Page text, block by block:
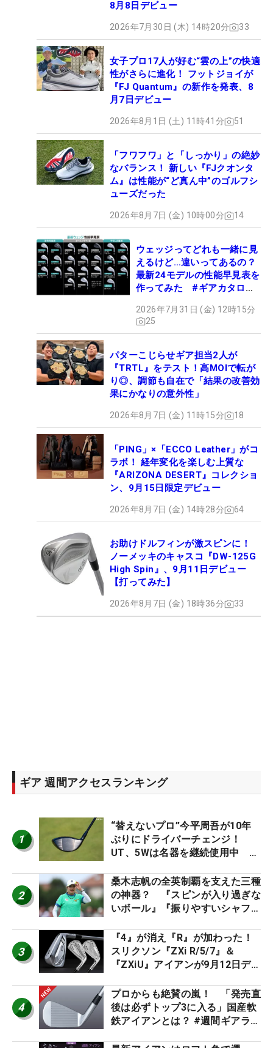
8月8日デビュー
2026年7月30日 (木) 14時20分 33
女子プロ17人が好む“雲の上”の快適
性がさらに進化！ フットジョイが
『FJ Quantum』の新作を発表、8
月7日デビュー
2026年8月1日 (土) 11時41分 51
「フワフワ」と「しっかり」の絶妙
なバランス！ 新しい『FJクオンタ
ム』は性能が“ど真ん中”のゴルフシ
ューズだった
2026年8月7日 (金) 10時00分 14
ウェッジってどれも一緒に見
えるけど…違いってあるの？
最新24モデルの性能早見表を
作ってみた #ギアカタログ
2026年7月31日 (金) 12時15分
25
パターこじらせギア担当2人が
『TRTL』をテスト！高MOIで転が
り◎、調節も自在で「結果の改善効
果にかなりの意外性」
2026年8月7日 (金) 11時15分 18
「PING」×「ECCO Leather」がコ
ラボ！ 経年変化を楽しむ上質な
『ARIZONA DESERT』コレクショ
ン、9月15日限定デビュー
2026年8月7日 (金) 14時28分 64
お助けドルフィンが激スピンに！
ノーメッキのキャスコ『DW-125G
High Spin』、9月11日デビュー
【打ってみた】
2026年8月7日 (金) 18時36分 33
ギア 週間アクセスランキング
1
“替えないプロ”今平周吾が10年
ぶりにドライバーチェンジ！
UT、5Wは名器を継続使用中 #
2
桑木志帆の全英制覇を支えた三種
の神器？ 『スピンが入り過ぎな
いボール』『振りやすいシャフ
ー』 #女子プロセッティング
3
『4』が消え『R』が加わった！
スリクソン『ZXi R/5/7』＆
『ZXiU』アイアンが9月12日デ
4
プロからも絶賛の嵐！ 「発売直
後は必ずトップ3に入る」国産軟
鉄アイアンとは？ #週間ギアラン